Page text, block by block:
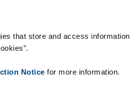
that store and access
Notice for more information.